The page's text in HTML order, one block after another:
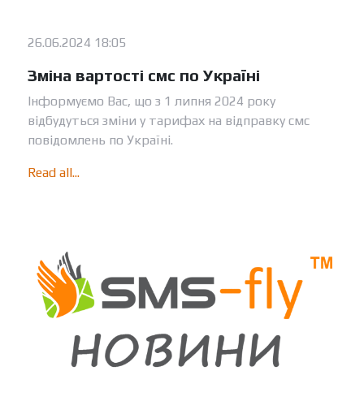
26.06.2024 18:05
Зміна вартості смс по Україні
Інформуємо Вас, що з 1 липня 2024 року
відбудуться зміни у тарифах на відправку смс
повідомлень по Україні.
Read all...